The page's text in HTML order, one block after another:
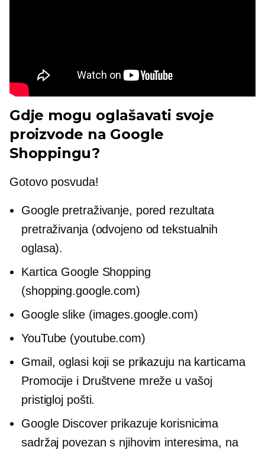
Gdje mogu oglašavati svoje
proizvode na Google
Shoppingu?
Gotovo posvuda!
Google pretraživanje, pored rezultata
pretraživanja (odvojeno od tekstualnih
oglasa).
Kartica Google Shopping
(shopping.google.com)
Google slike (images.google.com)
YouTube (youtube.com)
Gmail, oglasi koji se prikazuju na karticama
Promocije i Društvene mreže u vašoj
pristigloj pošti.
Google Discover prikazuje korisnicima
sadržaj povezan s njihovim interesima, na